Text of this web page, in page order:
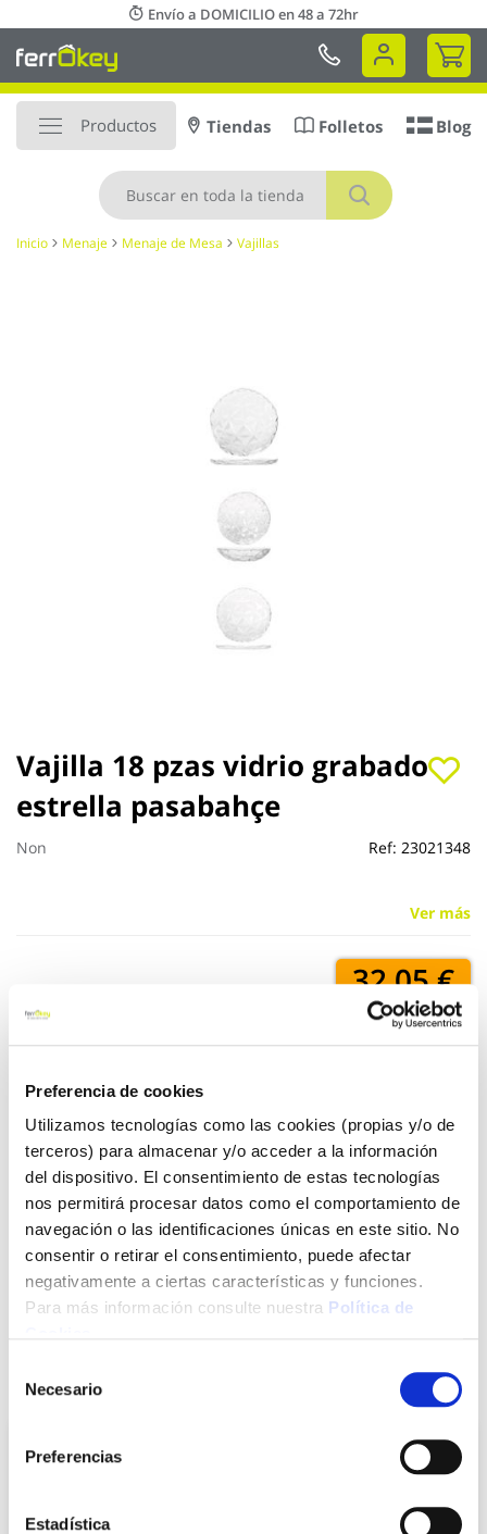
Preferencia de cookies
Utilizamos tecnologías como las cookies (propias y/o de
terceros) para almacenar y/o acceder a la información
del dispositivo. El consentimiento de estas tecnologías
nos permitirá procesar datos como el comportamiento de
navegación o las identificaciones únicas en este sitio. No
consentir o retirar el consentimiento, puede afectar
negativamente a ciertas características y funciones.
Para más información consulte nuestra Política de
Necesario
Preferencias
Estadística
al
contenido
Envío a DOMICILIO en 48 a 72hr
Mi
Productos
Buscar
Tiendas Folletos Blog
Inicio Menaje Menaje de Mesa Vajillas
Vajilla 18 pzas vidrio grabado
estrella pasabahçe
Non Ref: 23021348
Ver más
32,05 €
Click&Collect - Recogida gratis
en nuestras tiendas
Envío a domicilio:
5 días hábiles
+ INFO
Saltar
al
comienzo
de
la
También te puede interesar